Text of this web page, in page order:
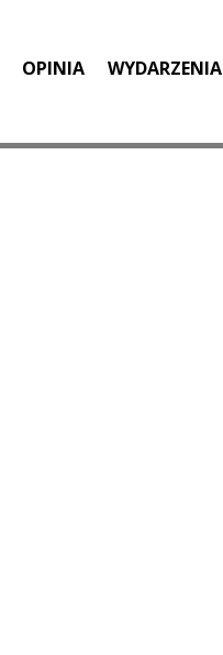
OPINIA WYDARZENIA